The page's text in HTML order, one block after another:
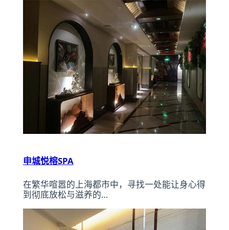
申城悦榕SPA
在繁华喧嚣的上海都市中，寻找一处能让身心得
到彻底放松与滋养的…